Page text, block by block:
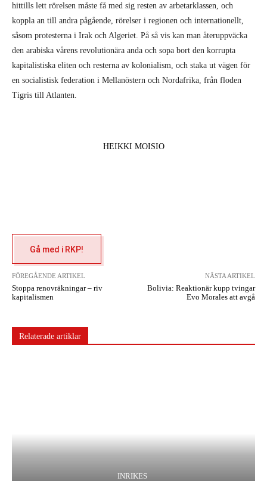
hittills lett rörelsen måste få med sig resten av arbetarklassen, och
koppla an till andra pågående, rörelser i regionen och internationellt,
såsom protesterna i Irak och Algeriet. På så vis kan man återuppväcka
den arabiska vårens revolutionära anda och sopa bort den korrupta
kapitalistiska eliten och resterna av kolonialism, och staka ut vägen för
en socialistisk federation i Mellanöstern och Nordafrika, från floden
Tigris till Atlanten.
HEIKKI MOISIO
Gå med i RKP!
FÖREGÅENDE ARTIKEL
Stoppa renovräkningar – riv
kapitalismen
NÄSTA ARTIKEL
Bolivia: Reaktionär kupp tvingar
Evo Morales att avgå
Relaterade artiklar
INRIKES